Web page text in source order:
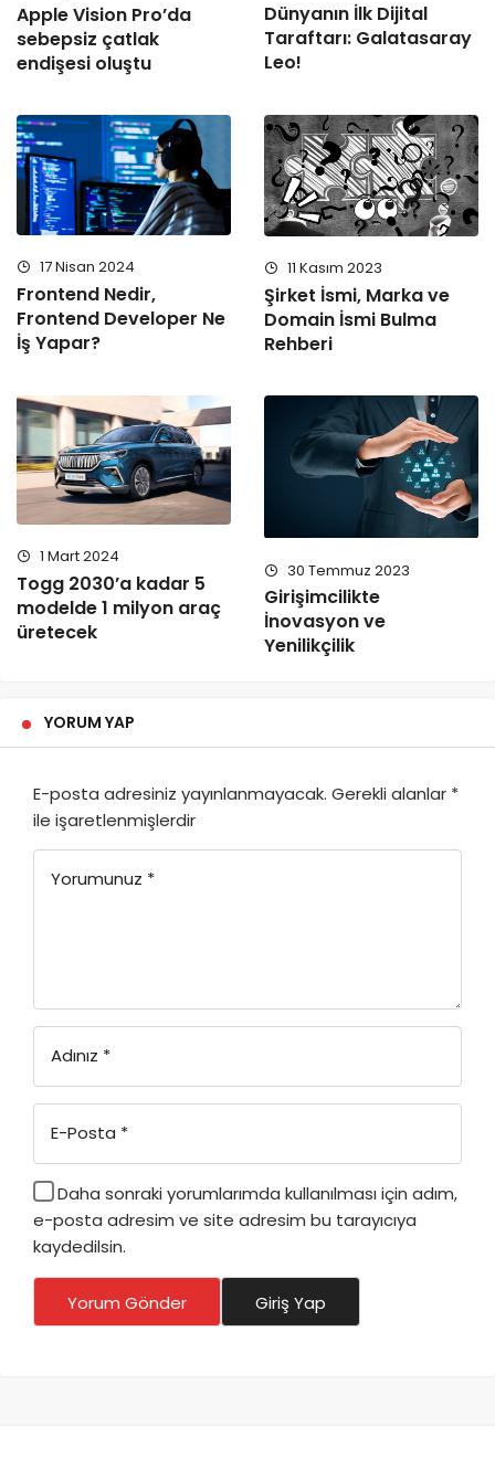
Apple Vision Pro’da
sebepsiz çatlak
endişesi oluştu
Dünyanın İlk Dijital
Taraftarı: Galatasaray
Leo!
17 Nisan 2024
Frontend Nedir,
Frontend Developer Ne
İş Yapar?
11 Kasım 2023
Şirket İsmi, Marka ve
Domain İsmi Bulma
Rehberi
1 Mart 2024
Togg 2030’a kadar 5
modelde 1 milyon araç
üretecek
30 Temmuz 2023
Girişimcilikte
İnovasyon ve
Yenilikçilik
YORUM YAP
E-posta adresiniz yayınlanmayacak. Gerekli alanlar *
ile işaretlenmişlerdir
Yorumunuz *
Adınız *
E-Posta *
Daha sonraki yorumlarımda kullanılması için adım,
e-posta adresim ve site adresim bu tarayıcıya
kaydedilsin.
Yorum Gönder Giriş Yap